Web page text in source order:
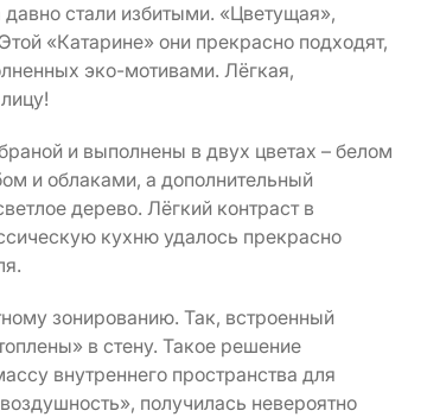
стали избитыми. «Цветущая»,
«Катарине» они прекрасно подходят,
эко-мотивами. Лёгкая,
и выполнены в двух цветах – белом
и облаками, а дополнительный
дерево. Лёгкий контраст в
кухню удалось прекрасно
зонированию. Так, встроенный
в стену. Такое решение
внутреннего пространства для
получилась невероятно